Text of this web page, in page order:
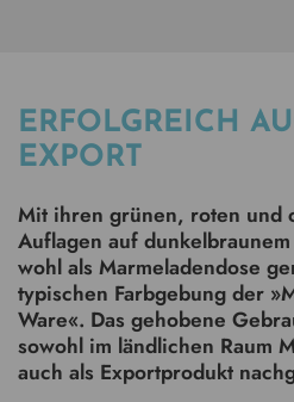
ERFOLGREICH
EXPORT
Mit ihren grünen, roten und
Auflagen auf
wohl als Marmeladendose
typischen Farbgebung der
Ware«. Das gehobene
sowohl im ländlichen Raum
auch als Exportprodukt